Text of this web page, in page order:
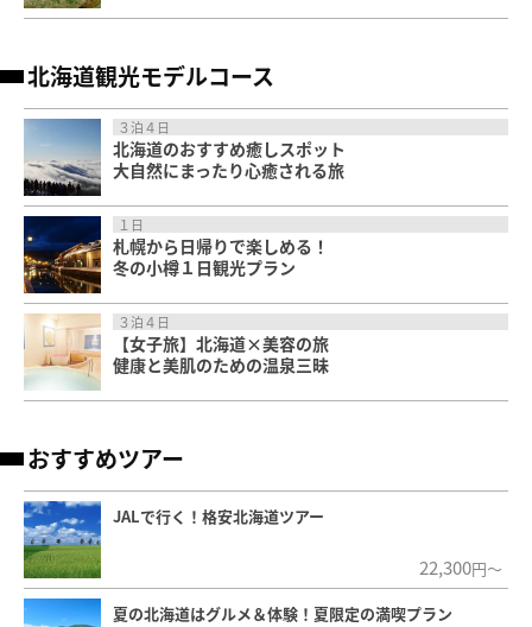
北海道観光モデルコース
３泊４日
北海道のおすすめ癒しスポット
大自然にまったり心癒される旅
１日
札幌から日帰りで楽しめる！
冬の小樽１日観光プラン
３泊４日
【女子旅】北海道×美容の旅
健康と美肌のための温泉三昧
おすすめツアー
JALで行く！格安北海道ツアー
22,300円～
夏の北海道はグルメ＆体験！夏限定の満喫プラン